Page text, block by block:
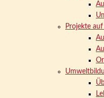
Projekte